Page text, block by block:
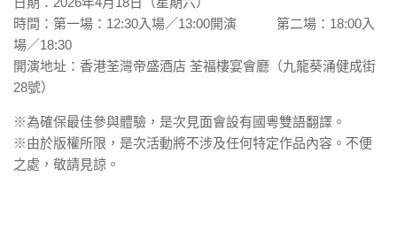
時間：第一場：12:30入場／13:00開演 第二場：18:00入
場／18:30
開演地址：香港荃灣帝盛酒店 荃福樓宴會廳（九龍葵涌健成街
28號）
※為確保最佳參與體驗，是次見面會設有國粵雙語翻譯。
※由於版權所限，是次活動將不涉及任何特定作品內容。不便
之處，敬請見諒。